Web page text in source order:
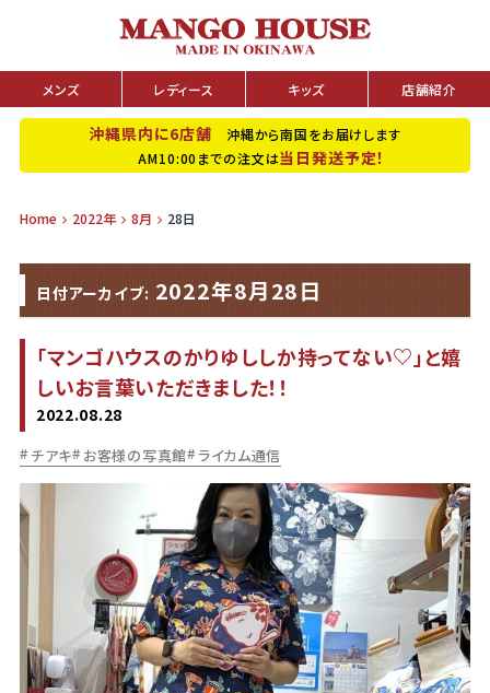
メンズ レディース キッズ 店舗紹介
沖縄県内に6店舗 沖縄から南国をお届けします
AM10:00までの注文は当日発送予定！
Home 2022年 8月 28日
日付アーカイブ: 2022年8月28日
「マンゴハウスのかりゆししか持ってない♡」と嬉
しいお言葉いただきました！！
2022.08.28
チアキ お客様の写真館 ライカム通信